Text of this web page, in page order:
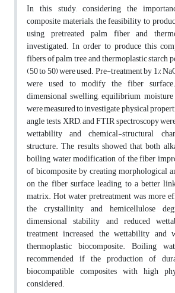
In this study, considering the
composite materials, the feasibility to
using pretreated palm fiber and
investigated. In order to produce this
fibers of palm tree and thermoplastic starch
(50 to 50) were used. Pre-treatment by 1%
were used to modify the fiber
dimensional swelling, equilibrium
were measured to investigate physical
angle tests, XRD, and FTIR spectroscopy
wettability and chemical-structural
structure. The results showed that both
boiling water modification of the fiber
of bicomposite by creating morphological
on the fiber surface leading to a better
matrix. Hot water pretreatment was more
the crystallinity and hemicellulose
dimensional stability and reduced
treatment increased the wettability and
thermoplastic biocomposite. Boiling
recommended if the production of
biocompatible composites with high
considered.